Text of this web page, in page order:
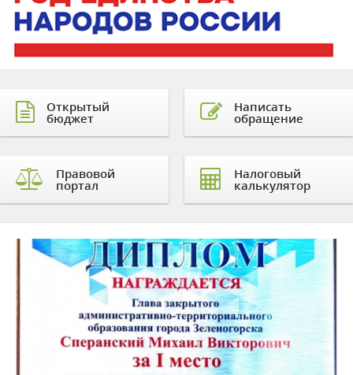
Открытый
бюджет
Правовой
портал
Написать
обращение
Налоговый
калькулятор